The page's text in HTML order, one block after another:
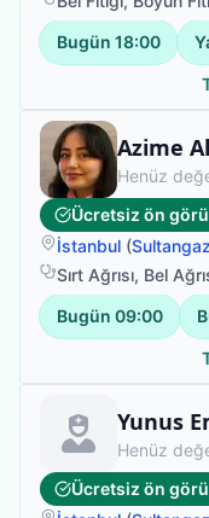
Bugün 18:00
Azime
Henüz
Ücretsiz ön
İstanbul (
Sırt Ağrısı, Bel
Bugün 09:00
Yunus
Henüz
Ücretsiz ön